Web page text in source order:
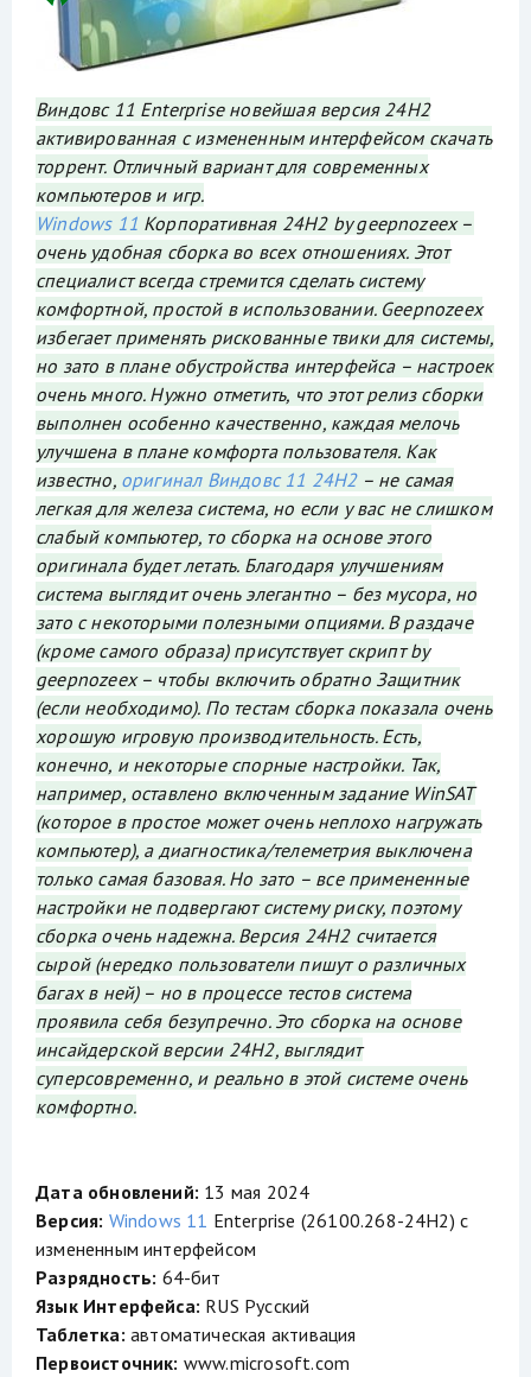
Виндовс 11 Enterprise новейшая версия 24H2
активированная с измененным интерфейсом скачать
торрент. Отличный вариант для современных
компьютеров и игр.
Windows 11 Корпоративная 24H2 by geepnozeex –
очень удобная сборка во всех отношениях. Этот
специалист всегда стремится сделать систему
комфортной, простой в использовании. Geepnozeex
избегает применять рискованные твики для системы,
но зато в плане обустройства интерфейса – настроек
очень много. Нужно отметить, что этот релиз сборки
выполнен особенно качественно, каждая мелочь
улучшена в плане комфорта пользователя. Как
известно, оригинал Виндовс 11 24H2– не самая
легкая для железа система, но если у вас не слишком
слабый компьютер, то сборка на основе этого
оригинала будет летать. Благодаря улучшениям
система выглядит очень элегантно – без мусора, но
зато с некоторыми полезными опциями. В раздаче
(кроме самого образа) присутствует скрипт by
geepnozeex – чтобы включить обратно Защитник
(если необходимо). По тестам сборка показала очень
хорошую игровую производительность. Есть,
конечно, и некоторые спорные настройки. Так,
например, оставлено включенным задание WinSAT
(которое в простое может очень неплохо нагружать
компьютер), а диагностика/телеметрия выключена
только самая базовая. Но зато – все примененные
настройки не подвергают систему риску, поэтому
сборка очень надежна. Версия 24H2 считается
сырой (нередко пользователи пишут о различных
багах в ней) – но в процессе тестов система
проявила себя безупречно. Это сборка на основе
инсайдерской версии 24H2, выглядит
суперсовременно, и реально в этой системе очень
комфортно.
Дата обновлений: 13 мая 2024
Версия: Windows 11 Enterprise (26100.268-24H2) с
измененным интерфейсом
Разрядность: 64-бит
Язык Интерфейса: RUS Русский
Таблетка: автоматическая активация
Первоисточник: www.microsoft.com